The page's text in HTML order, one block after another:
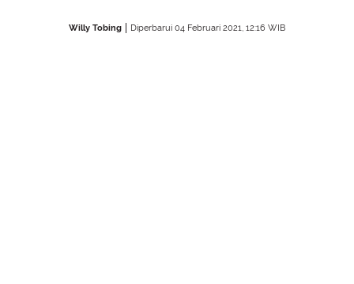
Willy Tobing Diperbarui 04 Februari 2021, 12:16 WIB